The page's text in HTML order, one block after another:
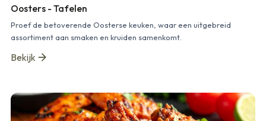
Oosters - Tafelen
Proef de betoverende Oosterse keuken, waar een uitgebreid
assortiment aan smaken en kruiden samenkomt.
Bekijk